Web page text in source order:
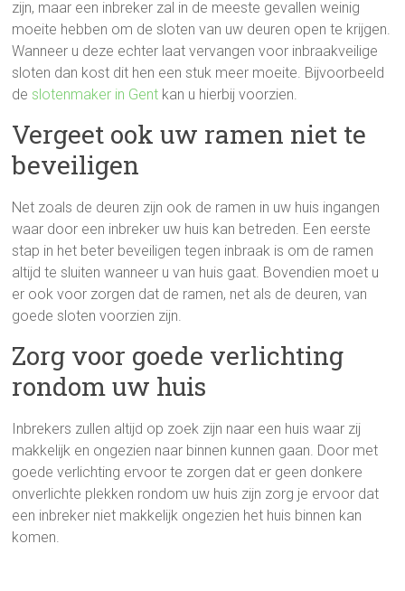
zijn, maar een inbreker zal in de meeste gevallen weinig
moeite hebben om de sloten van uw deuren open te krijgen.
Wanneer u deze echter laat vervangen voor inbraakveilige
sloten dan kost dit hen een stuk meer moeite. Bijvoorbeeld
de slotenmaker in Gent kan u hierbij voorzien.
Vergeet ook uw ramen niet te
beveiligen
Net zoals de deuren zijn ook de ramen in uw huis ingangen
waar door een inbreker uw huis kan betreden. Een eerste
stap in het beter beveiligen tegen inbraak is om de ramen
altijd te sluiten wanneer u van huis gaat. Bovendien moet u
er ook voor zorgen dat de ramen, net als de deuren, van
goede sloten voorzien zijn.
Zorg voor goede verlichting
rondom uw huis
Inbrekers zullen altijd op zoek zijn naar een huis waar zij
makkelijk en ongezien naar binnen kunnen gaan. Door met
goede verlichting ervoor te zorgen dat er geen donkere
onverlichte plekken rondom uw huis zijn zorg je ervoor dat
een inbreker niet makkelijk ongezien het huis binnen kan
komen.